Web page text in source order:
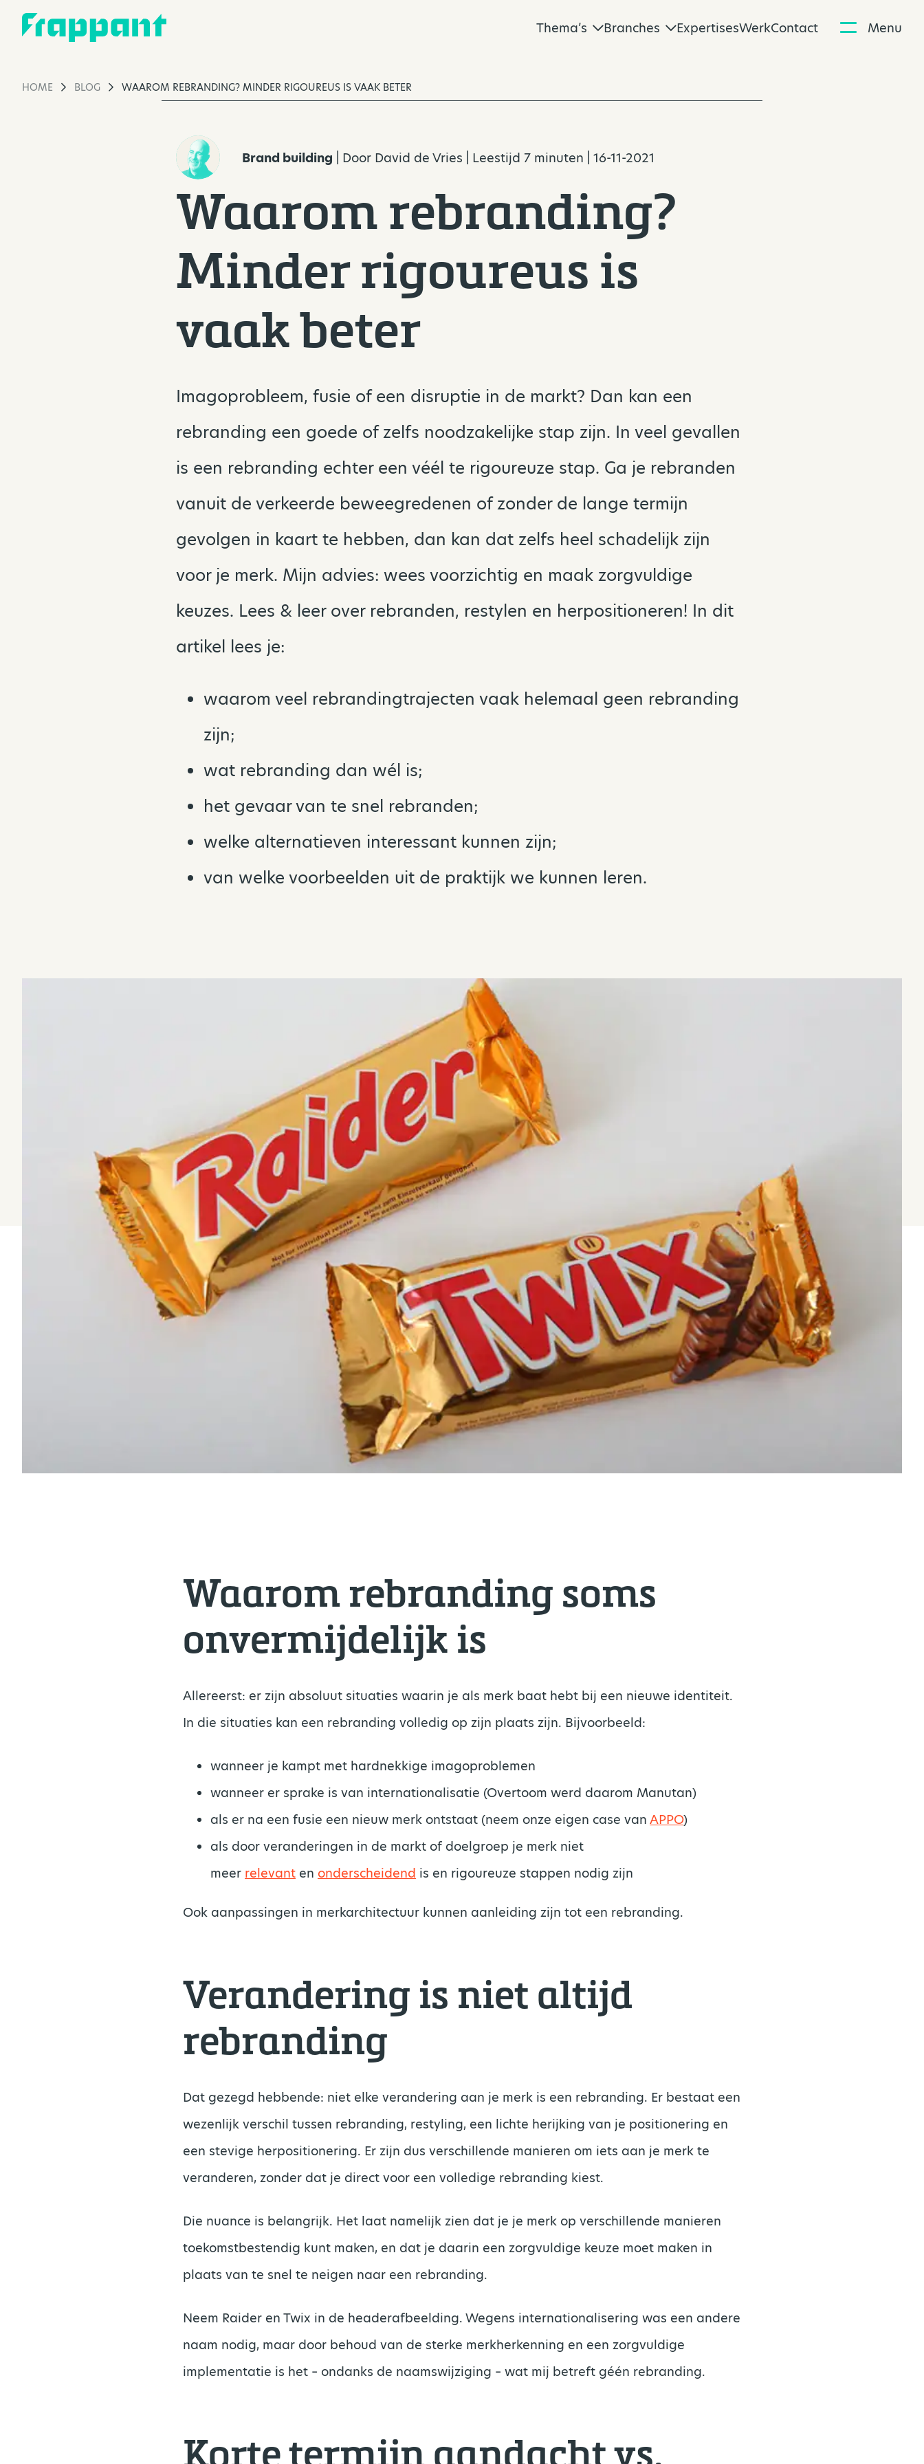
Thema’s Branches ExpertisesWerkContact Menu
HOME BLOG WAAROM REBRANDING? MINDER RIGOUREUS IS VAAK BETER
Brand building | Door David de Vries | Leestijd 7 minuten | 16-11-2021
Waarom rebranding?
Minder rigoureus is
vaak beter
Imagoprobleem, fusie of een disruptie in de markt? Dan kan een
rebranding een goede of zelfs noodzakelijke stap zijn. In veel gevallen
is een rebranding echter een véél te rigoureuze stap. Ga je rebranden
vanuit de verkeerde beweegredenen of zonder de lange termijn
gevolgen in kaart te hebben, dan kan dat zelfs heel schadelijk zijn
voor je merk. Mijn advies: wees voorzichtig en maak zorgvuldige
keuzes. Lees & leer over rebranden, restylen en herpositioneren! In dit
artikel lees je:
waarom veel rebrandingtrajecten vaak helemaal geen rebranding
zijn;
wat rebranding dan wél is;
het gevaar van te snel rebranden;
welke alternatieven interessant kunnen zijn;
van welke voorbeelden uit de praktijk we kunnen leren.
Waarom rebranding soms
onvermijdelijk is
Allereerst: er zijn absoluut situaties waarin je als merk baat hebt bij een nieuwe identiteit.
In die situaties kan een rebranding volledig op zijn plaats zijn. Bijvoorbeeld:
wanneer je kampt met hardnekkige imagoproblemen
wanneer er sprake is van internationalisatie (Overtoom werd daarom Manutan)
als er na een fusie een nieuw merk ontstaat (neem onze eigen case van APPO)
als door veranderingen in de markt of doelgroep je merk niet
meer relevant en onderscheidend is en rigoureuze stappen nodig zijn
Ook aanpassingen in merkarchitectuur kunnen aanleiding zijn tot een rebranding.
Verandering is niet altijd
rebranding
Dat gezegd hebbende: niet elke verandering aan je merk is een rebranding. Er bestaat een
wezenlijk verschil tussen rebranding, restyling, een lichte herijking van je positionering en
een stevige herpositionering. Er zijn dus verschillende manieren om iets aan je merk te
veranderen, zonder dat je direct voor een volledige rebranding kiest.
Die nuance is belangrijk. Het laat namelijk zien dat je je merk op verschillende manieren
toekomstbestendig kunt maken, en dat je daarin een zorgvuldige keuze moet maken in
plaats van te snel te neigen naar een rebranding.
Neem Raider en Twix in de headerafbeelding. Wegens internationalisering was een andere
naam nodig, maar door behoud van de sterke merkherkenning en een zorgvuldige
implementatie is het – ondanks de naamswijziging – wat mij betreft géén rebranding.
Korte termijn aandacht vs.